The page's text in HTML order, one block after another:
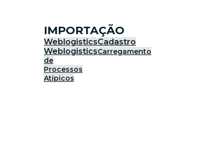
IMPORTAÇÃO
WeblogisticsCadastro
WeblogisticsCarregamento
de
Processos
Atípicos